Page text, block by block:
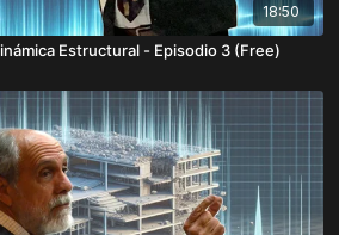
18:50
Estructural - Episodio 3 (Free)